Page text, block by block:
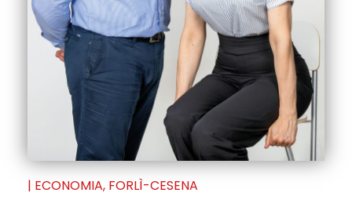
| ECONOMIA, FORLÌ-CESENA